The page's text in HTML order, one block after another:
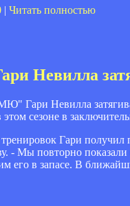
| Читать полностью
Невилла
Гари Невилла
сезоне в
Гари
- Мы повторно
его в запасе. В